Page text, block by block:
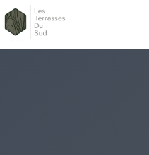
Panneau de gestion des cookies